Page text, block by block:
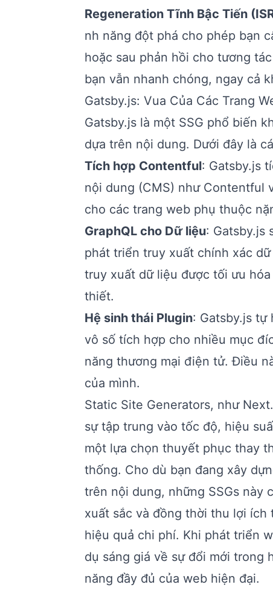
Regeneration Tĩnh Bậc Tiến
nh năng đột phá cho phép bạn
hoặc sau phản hồi cho tương
bạn vẫn nhanh chóng, ngay cả
Gatsby.js: Vua Của Các Trang
Gatsby.js là một SSG phổ biến
dựa trên nội dung. Dưới đây là
Tích hợp Contentful: Gatsby.js
nội dung (CMS) như Contentful
cho các trang web phụ thuộc
GraphQL cho Dữ liệu: Gatsby.js
phát triển truy xuất chính xác
truy xuất dữ liệu được tối ưu
thiết.
Hệ sinh thái Plugin: Gatsby.js tự
vô số tích hợp cho nhiều mục
năng thương mại điện tử. Điều
của mình.
Static Site Generators, như
sự tập trung vào tốc độ, hiệu
một lựa chọn thuyết phục thay
thống. Cho dù bạn đang xây
trên nội dung, những SSGs này
xuất sắc và đồng thời thu lợi ích
hiệu quả chi phí. Khi phát triển
dụ sáng giá về sự đổi mới trong
năng đầy đủ của web hiện đại.